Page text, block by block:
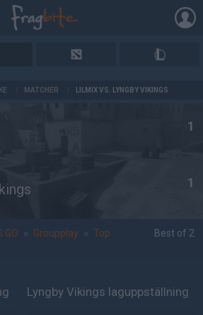
MATCHER LILMIX VS. LYNGBY VIKINGS
1
1
» Groupplay » Top
Best of 2
Lyngby Vikings laguppställning